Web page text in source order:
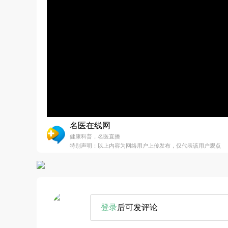
名医在线网
健康科普，名医直播
特别声明：以上内容为网络用户上传发布，仅代表该用户观点
登录后可发评论